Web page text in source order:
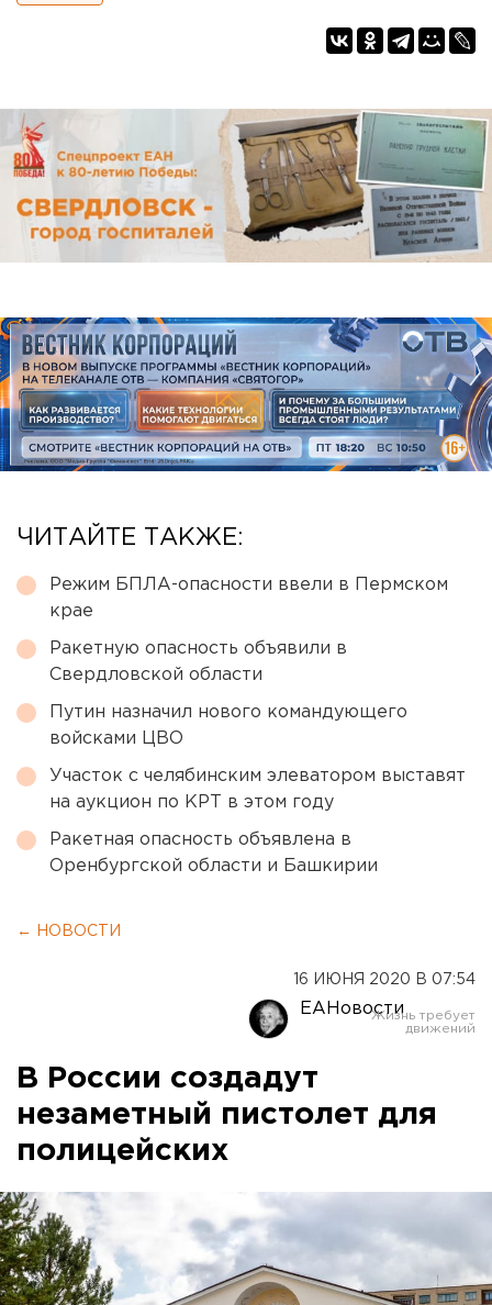
ЧИТАЙТЕ ТАКЖЕ:
Режим БПЛА-опасности ввели в Пермском
крае
Ракетную опасность объявили в
Свердловской области
Путин назначил нового командующего
войсками ЦВО
Участок с челябинским элеватором выставят
на аукцион по КРТ в этом году
Ракетная опасность объявлена в
Оренбургской области и Башкирии
← НОВОСТИ
16 ИЮНЯ 2020 В 07:54
ЕАНовости
В России создадут
незаметный пистолет для
полицейских